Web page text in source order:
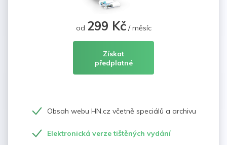
od 299 Kč/ měsíc
Získat
předplatné
Obsah webu HN.cz včetně speciálů a archivu
Elektronická verze tištěných vydání